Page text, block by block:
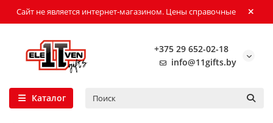
Сайт не является интернет-магазином. Цены справочные
+375 29 652-02-18
info@11gifts.by
Каталог